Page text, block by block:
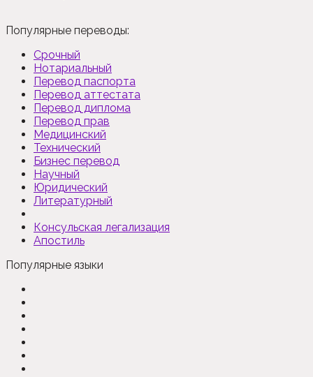
Популярные переводы:
Срочный
Нотариальный
Перевод паспорта
Перевод аттестата
Перевод диплома
Перевод прав
Медицинский
Технический
Бизнес перевод
Научный
Юридический
Литературный
Консульская легализация
Апостиль
Популярные языки